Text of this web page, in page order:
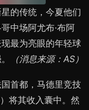
的传统，今夏他们
中场阿尤布·布阿
最为亮眼的年轻球
（消息来源：AS）
首都，马德里竞技
将其收入囊中。然